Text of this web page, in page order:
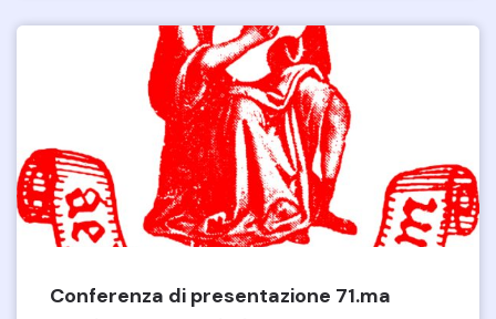
Conferenza di presentazione 71.ma